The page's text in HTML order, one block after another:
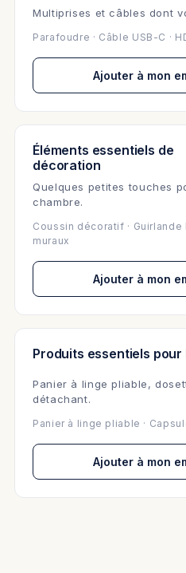
Multiprises et câbles dont
Parafoudre · Câble USB-C ·
Ajouter à mon
Éléments essentiels de
décoration
Quelques petites touches
chambre.
Coussin décoratif · Guirlande
muraux
Ajouter à mon
Produits essentiels pour
Panier à linge pliable,
détachant.
Panier à linge pliable ·
Ajouter à mon